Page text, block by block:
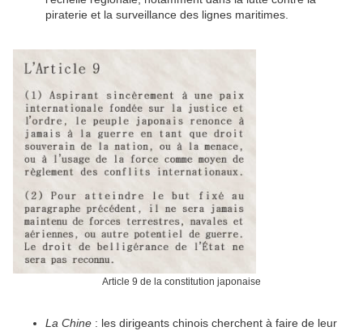
piraterie et la surveillance des lignes maritimes.
Article 9 de la constitution japonaise
La Chine : les dirigeants chinois cherchent à faire de leur